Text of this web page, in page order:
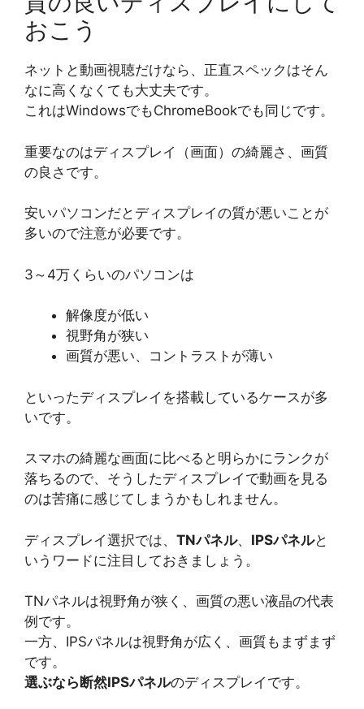
おこう
ネットと動画視聴だけなら、正直スペックはそん
なに高くなくても大丈夫です。
これはWindowsでもChromeBookでも同じです。
重要なのはディスプレイ（画面）の綺麗さ、画質
の良さです。
安いパソコンだとディスプレイの質が悪いことが
多いので注意が必要です。
3～4万くらいのパソコンは
解像度が低い
視野角が狭い
画質が悪い、コントラストが薄い
といったディスプレイを搭載しているケースが多
いです。
スマホの綺麗な画面に比べると明らかにランクが
落ちるので、そうしたディスプレイで動画を見る
のは苦痛に感じてしまうかもしれません。
ディスプレイ選択では、 TNパネル、 IPSパネルと
いうワードに注目しておきましょう。
TNパネルは視野角が狭く、画質の悪い液晶の代表
例です。
一方、IPSパネルは視野角が広く、画質もまずまず
です。
選ぶなら断然IPSパネルのディスプレイです。